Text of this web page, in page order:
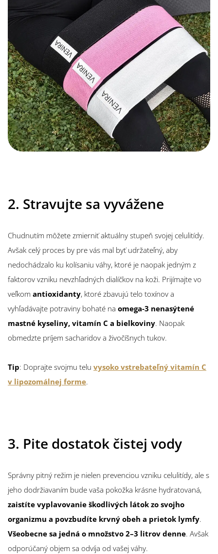
2. Stravujte sa vyvážene
Chudnutím môžete zmierniť aktuálny stupeň svojej celulitídy.
Avšak celý proces by pre vás mal byť udržateľný, aby
nedochádzalo ku kolísaniu váhy, ktoré je naopak jedným z
faktorov vzniku nevzhľadných dialíčkov na koži. Prijímajte vo
veľkom antioxidanty, ktoré zbavujú telo toxínov a
vyhľadávajte potraviny bohaté na omega-3 nenasýtené
mastné kyseliny, vitamín C a bielkoviny. Naopak
obmedzte príjem sacharidov a živočíšnych tukov.
Tip: Doprajte svojmu telu vysoko vstrebateľný vitamín C
v lipozomálnej forme.
3. Pite dostatok čistej vody
Správny pitný režim je nielen prevenciou vzniku celulitídy, ale s
jeho dodržiavaním bude vaša pokožka krásne hydratovaná,
zaistíte vyplavovanie škodlivých látok zo svojho
organizmu a povzbudíte krvný obeh a prietok lymfy.
Všeobecne sa jedná o množstvo 2–3 litrov denne. Avšak
odporúčaný objem sa odvíja od vašej váhy.